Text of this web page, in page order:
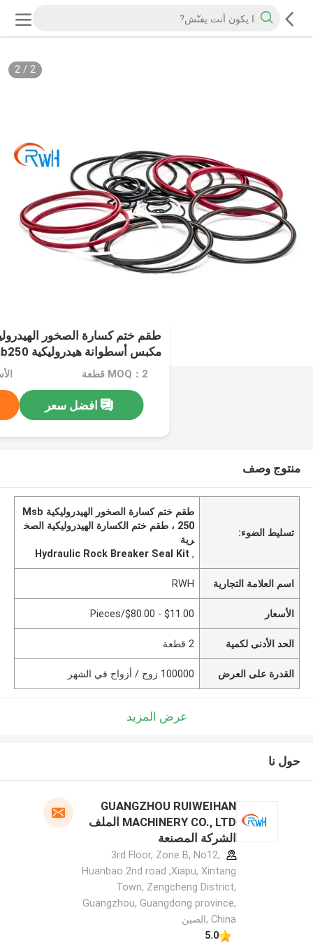
2
/
2
مكبس أسطوانة هيدروليكية Msb250
MOQ：2 قطعة
افضل سعر
منتوج وصف
تسليط الضوء:
طقم ختم كسارة الصخور الهيدروليكية Msb
250 ، طقم ختم الكسارة الهيدروليكية الصخ
رية
,
Hydraulic Rock Breaker Seal Kit
اسم العلامة التجارية RWH
الأسعار $11.00 - $80.00/Pieces
الحد الأدنى لكمية 2 قطعة
القدرة على العرض 100000 زوج / أزواج في الشهر
عرض المزيد
حول نا
GUANGZHOU RUIWEIHAN
MACHINERY CO., LTD الملف
الشركة المصنعة
3rd Floor, Zone B, No12,
Huanbao 2nd road ,Xiapu, Xintang
Town, Zengcheng District,
Guangzhou, Guangdong province,
China ,الصين
5.0